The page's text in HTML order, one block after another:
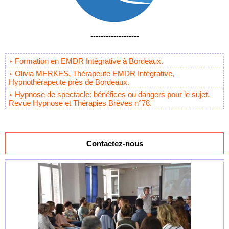
-------------------
Formation en EMDR Intégrative à Bordeaux.
Olivia MERKES, Thérapeute EMDR Intégrative,
Hypnothérapeute près de Bordeaux.
Hypnose de spectacle: bénéfices ou dangers pour le sujet.
Revue Hypnose et Thérapies Brèves n°78.
Contactez-nous